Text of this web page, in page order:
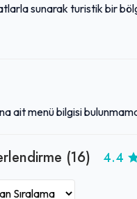
sunarak turistik bir
müşteri
ait menü bilgisi
(16) 4.4